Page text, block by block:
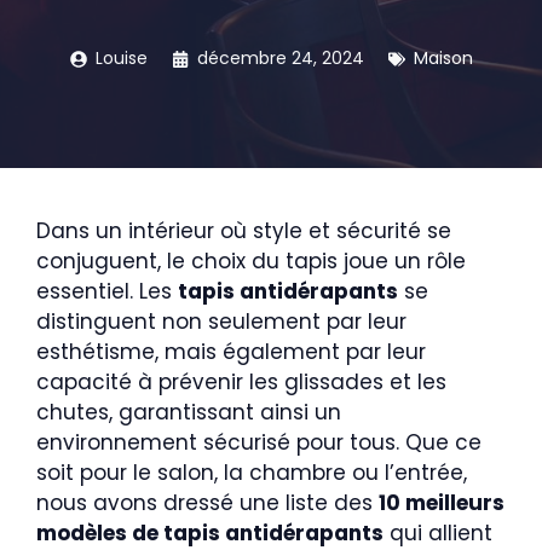
Louise décembre 24, 2024 Maison
Dans un intérieur où style et sécurité se
conjuguent, le choix du tapis joue un rôle
essentiel. Les tapis antidérapants se
distinguent non seulement par leur
esthétisme, mais également par leur
capacité à prévenir les glissades et les
chutes, garantissant ainsi un
environnement sécurisé pour tous. Que ce
soit pour le salon, la chambre ou l’entrée,
nous avons dressé une liste des 10 meilleurs
modèles de tapis antidérapants qui allient